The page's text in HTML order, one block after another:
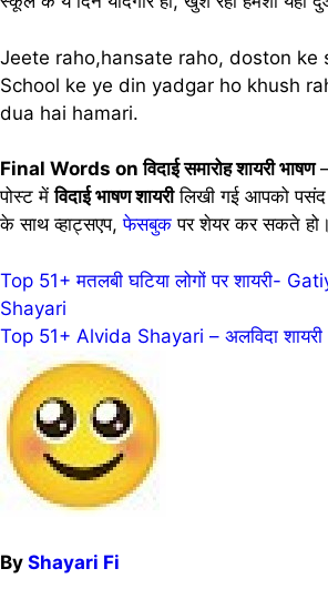
Jeete raho,hansate raho, doston ke
School ke ye din yadgar ho khush
dua hai hamari.
Final Words on विदाई समारोह शायरी भाषण
पोस्ट मेंविदाई भाषण शायरीलिखी गई आपको
के साथ व्हाट्सएप,फेसबुक पर शेयर कर सकते हो।
Post
navigation
Top 51+ मतलबी घटिया लोगों पर शायरी-
Shayari
Top 51+ Alvida Shayari – अलविदा शायरी
By Shayari Fi